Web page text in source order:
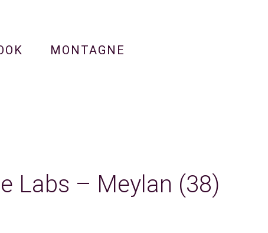
MONTAGNE
Labs – Meylan (38)